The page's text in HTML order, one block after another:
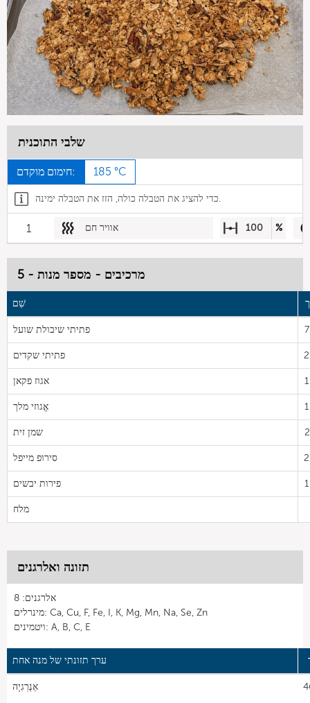
שלבי התוכנית
חימום מוקדם: 185 °C
כדי להציג את הטבלה כולה, הזז את הטבלה ימינה.
1 אוויר חם 100 %
מרכיבים - מספר מנות - 5
שֵׁם
פתיתי שיבולת שועל
פתיתי שקדים
אגוז פקאן
אֱגוזי מלך
שמן זית
סירופ מייפל
פירות יבשים
מלח
תזונה ואלרגנים
אלרגנים: 8
מינרלים: Ca, Cu, F, Fe, I, K, Mg, Mn, Na, Se, Zn
ויטמינים: A, B, C, E
ערך תזונתי של מנה אחת
אֵנֶרְגִיָה